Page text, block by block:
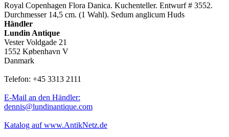
Royal Copenhagen Flora Danica. Kuchenteller. Entwurf # 3552.
Durchmesser 14,5 cm. (1 Wahl). Sedum anglicum Huds
Händler
Lundin Antique
Vester Voldgade 21
1552 København V
Danmark
Telefon: +45 3313 2111
E-Mail an den Händler:
dennis@lundinantique.com
Katalog auf www.AntikNetz.de